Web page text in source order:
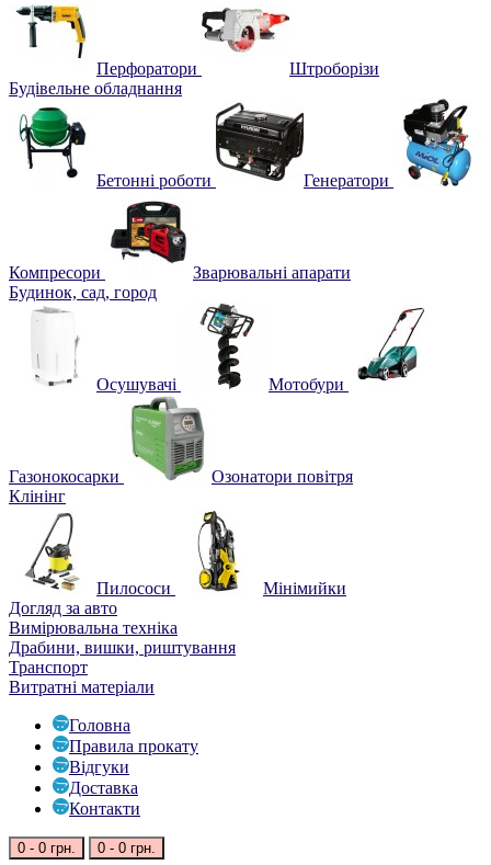
Перфоратори
Штроборізи
Будівельне обладнання
Бетонні роботи Генератори
Компресори
Зварювальні апарати
Будинок, сад, город
Осушувачі Мотобури
Газонокосарки
Озонатори повітря
Клінінг
Пилососи
Мінімийки
Догляд за авто
Вимірювальна техніка
Драбини, вишки, риштування
Транспорт
Витратні матеріали
Головна
Правила прокату
Відгуки
Доставка
Контакти
0 - 0 грн. 0 - 0 грн.